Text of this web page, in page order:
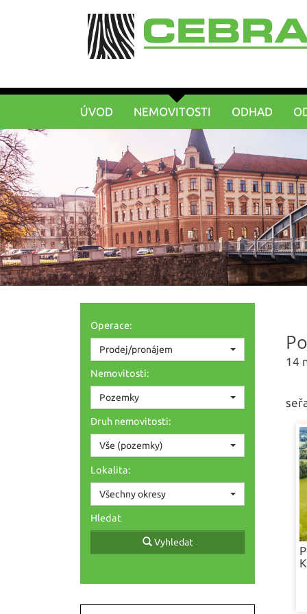
ÚVOD NEMOVITOSTI ODHAD
14
Operace:
Prodej/pronájem
Nemovitosti:
Pozemky
Druh nemovitosti:
Vše (pozemky)
Lokalita:
Všechny okresy
Hledat
Vyhledat